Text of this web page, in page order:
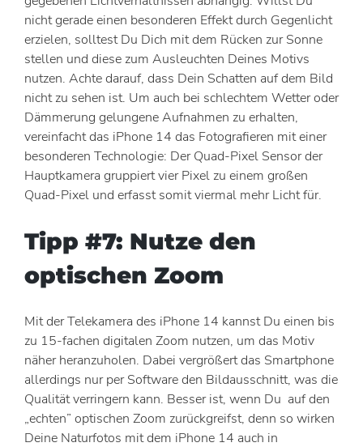
nicht gerade einen besonderen Effekt durch Gegenlicht
erzielen, solltest Du Dich mit dem Rücken zur Sonne
stellen und diese zum Ausleuchten Deines Motivs
nutzen. Achte darauf, dass Dein Schatten auf dem Bild
nicht zu sehen ist. Um auch bei schlechtem Wetter oder
Dämmerung gelungene Aufnahmen zu erhalten,
vereinfacht das iPhone 14 das Fotografieren mit einer
besonderen Technologie: Der Quad-Pixel Sensor der
Hauptkamera gruppiert vier Pixel zu einem großen
Quad-Pixel und erfasst somit viermal mehr Licht für.
Tipp #7: Nutze den
optischen Zoom
Mit der Telekamera des iPhone 14 kannst Du einen bis
zu 15-fachen digitalen Zoom nutzen, um das Motiv
näher heranzuholen. Dabei vergrößert das Smartphone
allerdings nur per Software den Bildausschnitt, was die
Qualität verringern kann. Besser ist, wenn Du auf den
„echten” optischen Zoom zurückgreifst, denn so wirken
Deine Naturfotos mit dem iPhone 14 auch in